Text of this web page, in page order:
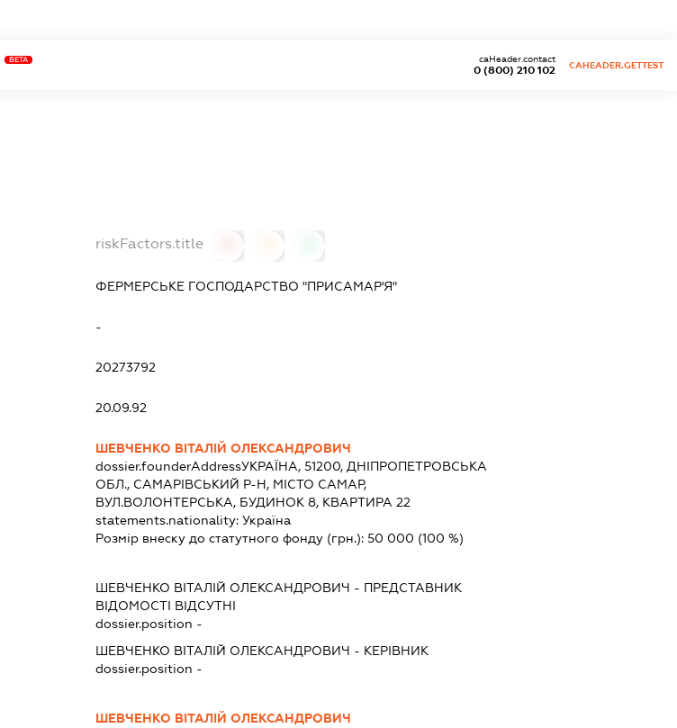
BETA
0 (800) 210 102
caHeader.contact
CAHEADER.GETTEST
riskFactors.title
ФЕРМЕРСЬКЕ ГОСПОДАРСТВО "ПРИСАМАР'Я"
-
20273792
20.09.92
ШЕВЧЕНКО ВІТАЛІЙ ОЛЕКСАНДРОВИЧ
dossier.founderAddressУКРАЇНА, 51200, ДНІПРОПЕТРОВСЬКА
ОБЛ., САМАРІВСЬКИЙ Р-Н, МІСТО САМАР,
ВУЛ.ВОЛОНТЕРСЬКА, БУДИНОК 8, КВАРТИРА 22
statements.nationality:Україна
Розмір внеску до статутного фонду (грн.):50 000 (100 %)
ШЕВЧЕНКО ВІТАЛІЙ ОЛЕКСАНДРОВИЧ - ПРЕДСТАВНИК
ВІДОМОСТІ ВІДСУТНІ
dossier.position -
ШЕВЧЕНКО ВІТАЛІЙ ОЛЕКСАНДРОВИЧ - КЕРІВНИК
dossier.position -
ШЕВЧЕНКО ВІТАЛІЙ ОЛЕКСАНДРОВИЧ